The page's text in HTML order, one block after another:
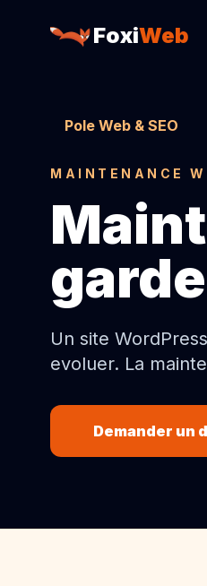
FoxiWeb
Pole Web & SEO
MAINTENANCE
Un site
evoluer. La
Demander un